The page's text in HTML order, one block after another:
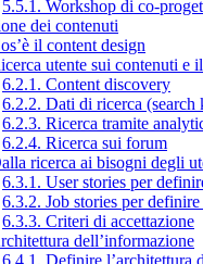
5.5.1. Workshop di co-
dei contenuti
il content design
utente sui contenuti e
6.2.1. Content discovery
6.2.2. Dati di ricerca (search
6.2.3. Ricerca tramite
6.2.4. Ricerca sui forum
ricerca ai bisogni degli
6.3.1. User stories per
6.3.2. Job stories per
6.3.3. Criteri di accettazione
dell’informazione
6.4.1. Definire l’architettura